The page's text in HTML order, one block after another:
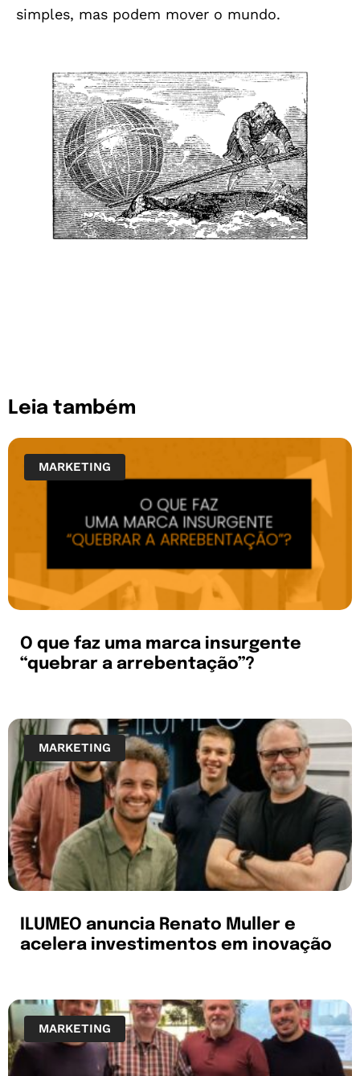
simples, mas podem mover o mundo.
Leia também
MARKETING
O que faz uma marca insurgente
“quebrar a arrebentação”?
MARKETING
ILUMEO anuncia Renato Muller e
acelera investimentos em inovação
MARKETING